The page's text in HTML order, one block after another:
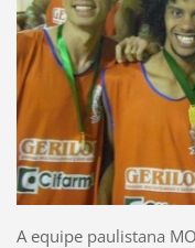
A equipe paulistana